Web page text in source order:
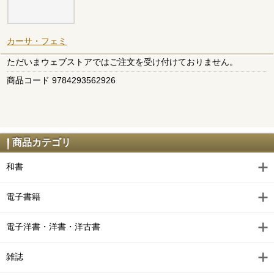
カーサ・フェミ
ただいまウェブストアではご注文を受け付けておりません。
商品コード 9784293562926
商品カテゴリ
和書
電子書籍
電子洋書・洋書・洋古書
雑誌